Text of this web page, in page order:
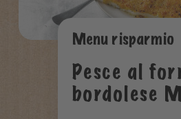
Menu risparmio
Pesce al
bordolese